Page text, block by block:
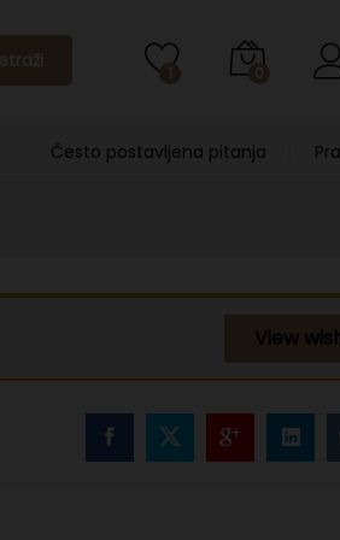
1 0
Često postavljena pitanja
View